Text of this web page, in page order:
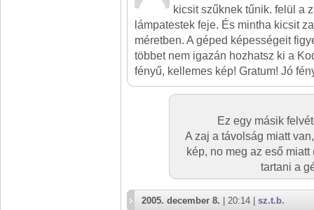
kicsit szűknek tűnik. felül a
lámpatestek feje. És mintha kicsit
méretben. A géped képességeit
többet nem igazán hozhatsz ki a
fényű, kellemes kép! Gratum! Jó
Ez egy másik
A zaj a távolság miatt
kép, no meg az eső
tartani a
2005. december 8. | 20:14 | sz.t.b.